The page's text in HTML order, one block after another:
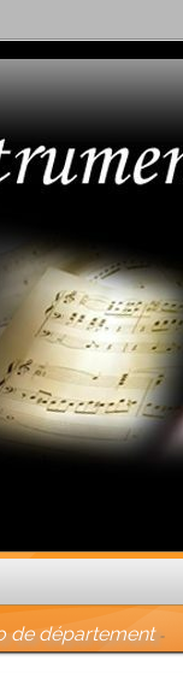
de département -